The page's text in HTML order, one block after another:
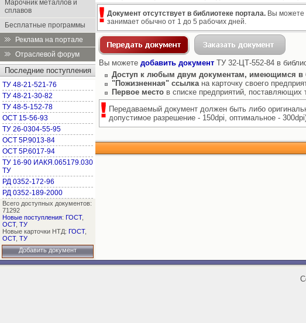
Марочник металлов и
сплавов
Бесплатные программы
Реклама на портале
Отраслевой форум
Последние поступления
ТУ 48-21-521-76
ТУ 48-21-30-82
ТУ 48-5-152-78
ОСТ 15-56-93
ТУ 26-0304-55-95
ОСТ 5Р.9013-84
ОСТ 5Р.6017-94
ТУ 16-90 ИАКЯ.065179.030
ТУ
РД 0352-172-96
РД 0352-189-2000
Всего доступных документов:
71292
Новые поступления: ГОСТ,
ОСТ, ТУ
Новые карточки НТД: ГОСТ,
ОСТ, ТУ
Добавить документ
Документ отсутствует в библиотеке портала. Вы можете
занимает обычно от 1 до 5 рабочих дней.
Вы можете добавить документ ТУ 32-ЦТ-552-84 в
Доступ к любым двум документам, имеющимся в
"Пожизненная" ссылкана карточку своего
Первое место в списке предприятий, поставляющих
Передаваемый документ должен быть либо
допустимое разрешение - 150dpi, оптимальное -